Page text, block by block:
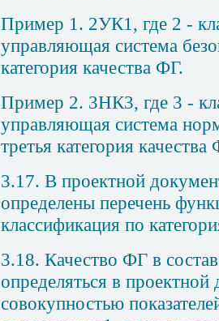
Пример 1. 2УК1, где 2 -
управляющая система
категория качества ФГ.
Пример 2. 3НК3, где 3 -
управляющая система
третья категория качества
3.17. В проектной
определены перечень
классификация по
3.18. Качество ФГ в
определяться в проектной
совокупностью